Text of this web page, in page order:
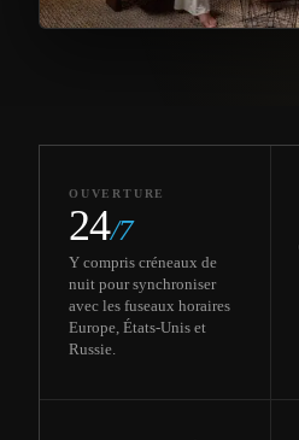
OUVERTURE
24/7
Y compris créneaux de
nuit pour synchroniser
avec les fuseaux horaires
Europe, États-Unis et
Russie.